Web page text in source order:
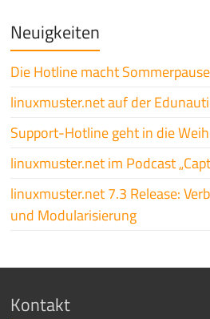
Neuigkeiten
Die Hotline macht Sommerpause
linuxmuster.net auf der
Support-Hotline geht in die
linuxmuster.net im Podcast
linuxmuster.net 7.3 Release:
und Modularisierung
Kontakt